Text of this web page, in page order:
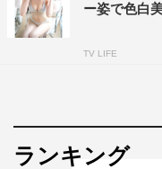
ー姿で色白
TV LIFE
ランキング